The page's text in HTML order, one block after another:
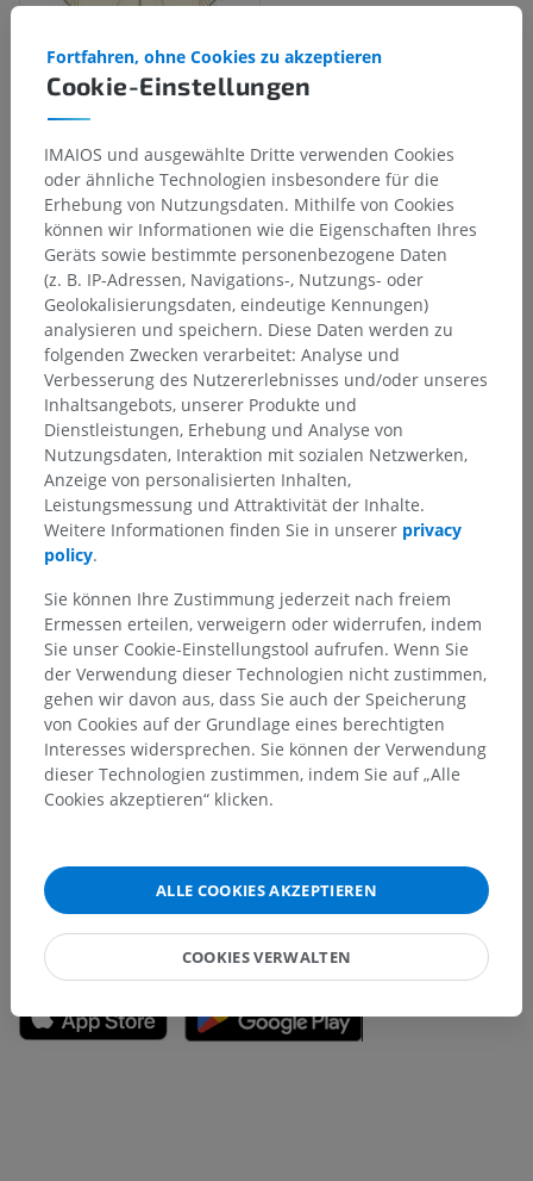
Anatomie des Menschen 1
Systematische Anatomie> Nervensystem >
Zentraler Abschnitt; Zentralnervensystem>
Rückenmark> Graue Substanz>
Säulen der grauen Substanz> Vordersäule>
Vorderhorn> Posteromedialkern
Darunterliegende Strukturen:Für dieses anatomische
Teil gibt es keine zugehörigen Strukturen
Anatomie des Menschen
Übersetzungen
Sie haben einen Fehler gefunden?
Sie können gerne eine Berichtigung, Übersetzung oder
inhaltliche Verbesserung vorschlagen.
HOLE SIE SICH DIE APP
Cookie-Einstellungen
Fortfahren, ohne Cookies zu akzeptieren
IMAIOS und ausgewählte Dritte verwenden Cookies
oder ähnliche Technologien insbesondere für die
Erhebung von Nutzungsdaten. Mithilfe von Cookies
können wir Informationen wie die Eigenschaften Ihres
Geräts sowie bestimmte personenbezogene Daten
(z. B. IP-Adressen, Navigations-, Nutzungs- oder
Geolokalisierungsdaten, eindeutige Kennungen)
analysieren und speichern. Diese Daten werden zu
folgenden Zwecken verarbeitet: Analyse und
Verbesserung des Nutzererlebnisses und/oder unseres
Inhaltsangebots, unserer Produkte und
Dienstleistungen, Erhebung und Analyse von
Nutzungsdaten, Interaktion mit sozialen Netzwerken,
Anzeige von personalisierten Inhalten,
Leistungsmessung und Attraktivität der Inhalte.
Weitere Informationen finden Sie in unserer privacy
policy.
Sie können Ihre Zustimmung jederzeit nach freiem
Ermessen erteilen, verweigern oder widerrufen, indem
Sie unser Cookie-Einstellungstool aufrufen. Wenn Sie
der Verwendung dieser Technologien nicht zustimmen,
gehen wir davon aus, dass Sie auch der Speicherung
von Cookies auf der Grundlage eines berechtigten
Interesses widersprechen. Sie können der Verwendung
dieser Technologien zustimmen, indem Sie auf „Alle
Cookies akzeptieren“ klicken.
ALLE COOKIES AKZEPTIEREN
COOKIES VERWALTEN